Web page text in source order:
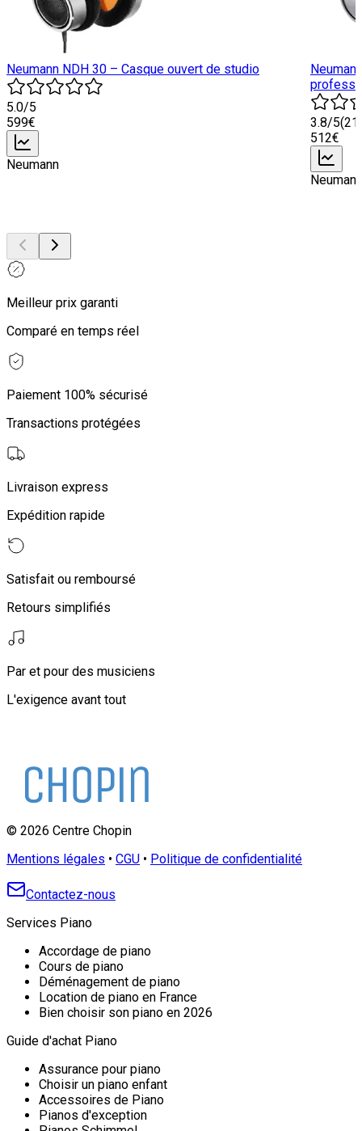
Neumann NDH 30 – Casque ouvert de studio
5.0/5
599€
Neumann
3.8/5(21
512€
Neumann
Meilleur prix garanti
Comparé en temps réel
Paiement 100% sécurisé
Transactions protégées
Livraison express
Expédition rapide
Satisfait ou remboursé
Retours simplifiés
Par et pour des musiciens
L'exigence avant tout
© 2026 Centre Chopin
Mentions légales • CGU • Politique de confidentialité
Contactez-nous
Services Piano
Accordage de piano
Cours de piano
Déménagement de piano
Location de piano en France
Bien choisir son piano en 2026
Guide d'achat Piano
Assurance pour piano
Choisir un piano enfant
Accessoires de Piano
Pianos d'exception